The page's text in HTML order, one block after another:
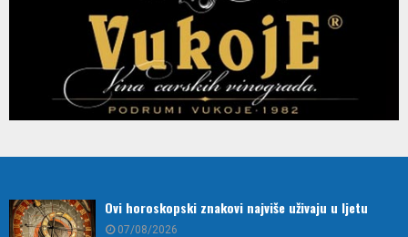
Ovi horoskopski znakovi najviše uživaju u ljetu
07/08/2026